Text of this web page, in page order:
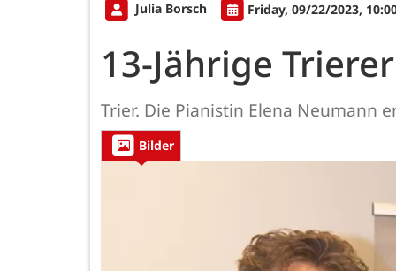
Julia Borsch Friday, 09/22/2023,
13-Jährige
Trier. Die Pianistin Elena Neumann
Bilder